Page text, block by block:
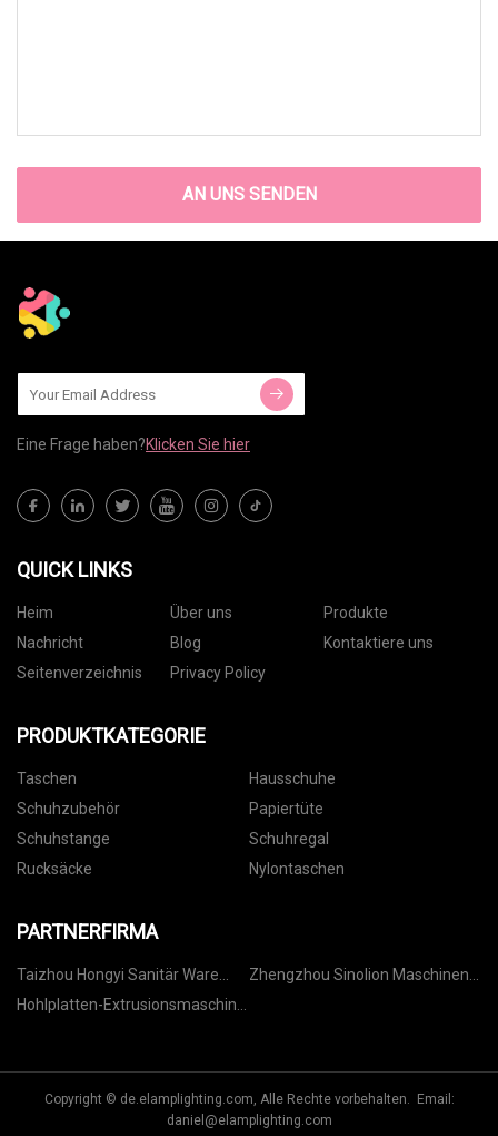
AN UNS SENDEN
Eine Frage haben?Klicken Sie hier
QUICK LINKS
Heim Über uns
Produkte
Nachricht
Blog
Kontaktiere uns
Seitenverzeichnis
Privacy Policy
PRODUKTKATEGORIE
Taschen
Hausschuhe
Schuhzubehör
Papiertüte
Schuhstange
Schuhregal
Rucksäcke
Nylontaschen
PARTNERFIRMA
Taizhou Hongyi Sanitär Ware
Fabrik
Zhengzhou Sinolion Maschinen
Hohlplatten-Extrusionsmaschine
Copyright © de.elamplighting.com, Alle Rechte vorbehalten. Email:
daniel@elamplighting.com